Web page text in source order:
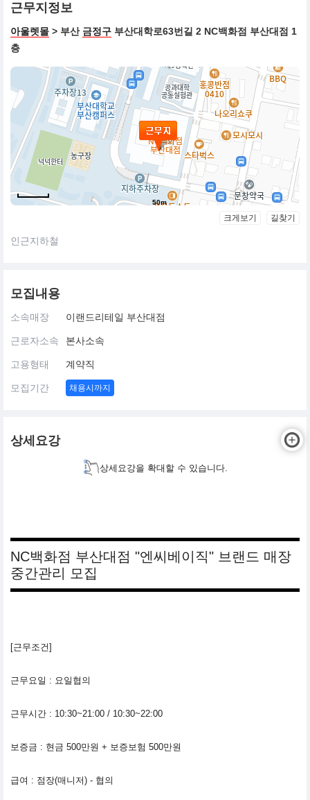
근무지정보
아울렛몰 > 부산 금정구 부산대학로63번길 2 NC백화점 부산대점 1
층
50m
크게보기 길찾기
인근지하철
모집내용
소속매장 이랜드리테일 부산대점
근로자소속 본사소속
고용형태 계약직
모집기간 채용시까지
상세요강
상세요강을 확대할 수 있습니다.
NC백화점 부산대점 "엔씨베이직" 브랜드 매장
중간관리 모집
[근무조건]
근무요일 : 요일협의
근무시간 : 10:30~21:00 / 10:30~22:00
보증금 : 현금 500만원 + 보증보험 500만원
급여 : 점장(매니저) - 협의